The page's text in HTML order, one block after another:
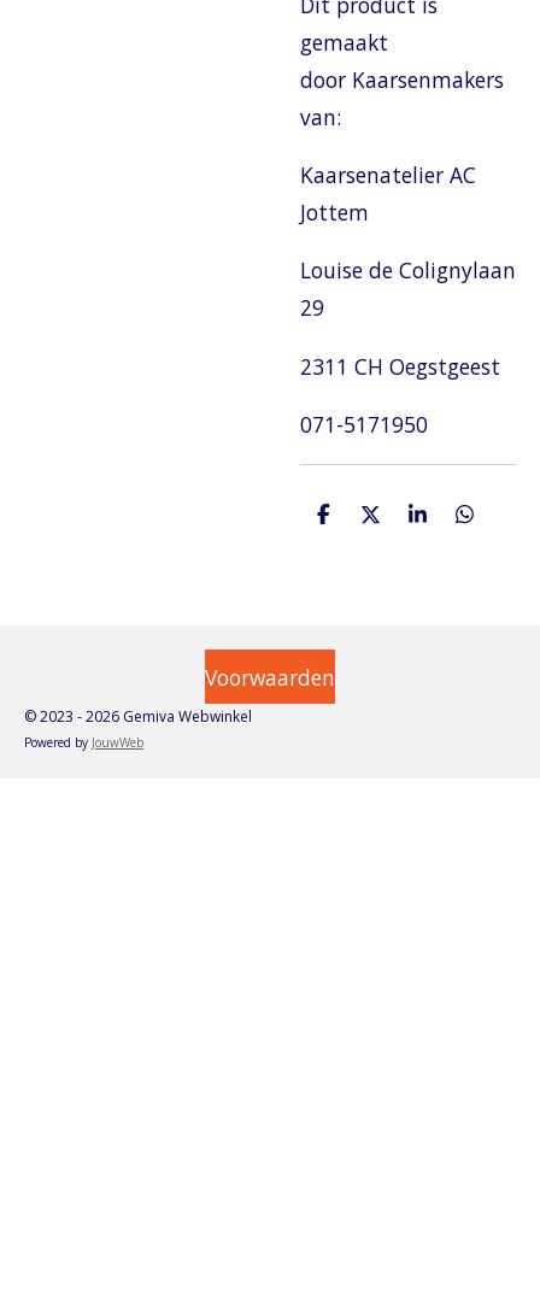
gemaakt
door Kaarsenmakers
van:
Kaarsenatelier AC
Jottem
Louise de Colignylaan
29
2311 CH Oegstgeest
071-5171950
D
D
S
D
Voorwaarden
© 2023 - 2026 Gemiva Webwinkel
Powered by JouwWeb